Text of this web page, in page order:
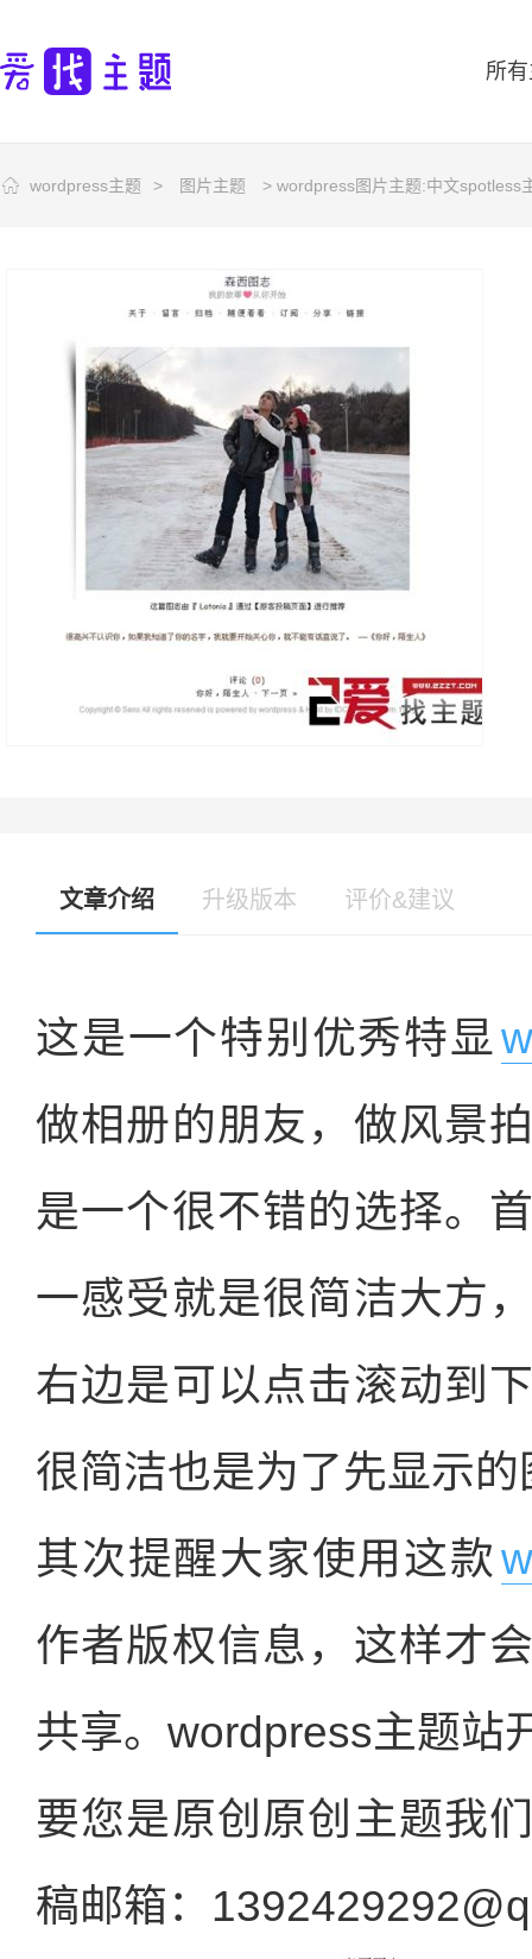
所
wordpress主题 > 图片主题 > wordpress图片主题:中文spotless
文章介绍 升级版本 评价&建议
这是一个特别优秀特显
做相册的朋友，做风景
是一个很不错的选择。
一感受就是很简洁大方
右边是可以点击滚动到
很简洁也是为了先显示
其次提醒大家使用这款
作者版权信息，这样才
共享。wordpress主题站
要您是原创原创主题我
稿邮箱：